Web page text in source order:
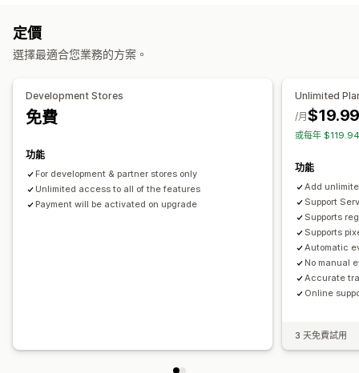
客群分析
購買追蹤
熱點圖
定價
選擇最適合您業務的方案。
Development Stores
免費
功能
For development & partner stores only
Unlimited access to all of the features
Payment will be activated on upgrade
Unlimited
/月
或每年
功能
Add
Support
Supports
Supports
Automatic
No manual
Accurate
Online
3 天免費試用